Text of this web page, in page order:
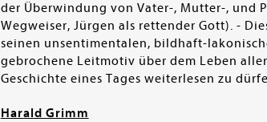
der Überwindung von Vater-, Mutter-, und
Wegweiser, Jürgen als rettender Gott). -
seinen unsentimentalen, bildhaft-
gebrochene Leitmotiv über dem Leben
Geschichte eines Tages weiterlesen zu
Harald Grimm